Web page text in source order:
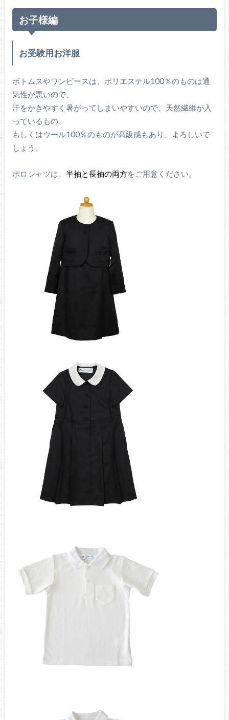
お子様編
お受験用お洋服
ボトムスやワンピースは、ポリエステル100％のものは通
気性が悪いので、
汗をかきやすく暑がってしまいやすいので、天然繊維が入
っているもの、
もしくはウール100％のものが高級感もあり、よろしいで
しょう。
ポロシャツは、 半袖と長袖の両方をご用意ください。